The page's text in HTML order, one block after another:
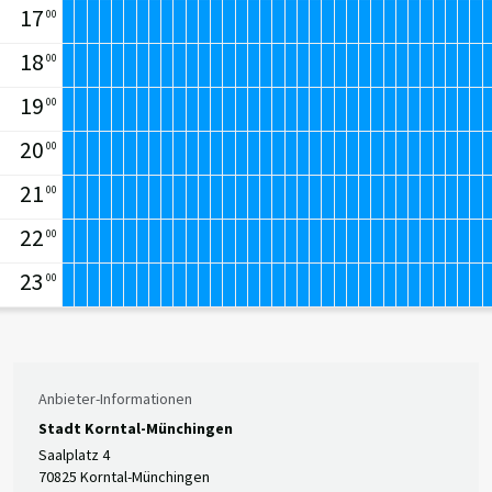
17 00
18 00
19 00
20 00
21 00
22 00
23 00
Anbieter-Informationen
Stadt Korntal-Münchingen
Saalplatz 4
70825 Korntal-Münchingen